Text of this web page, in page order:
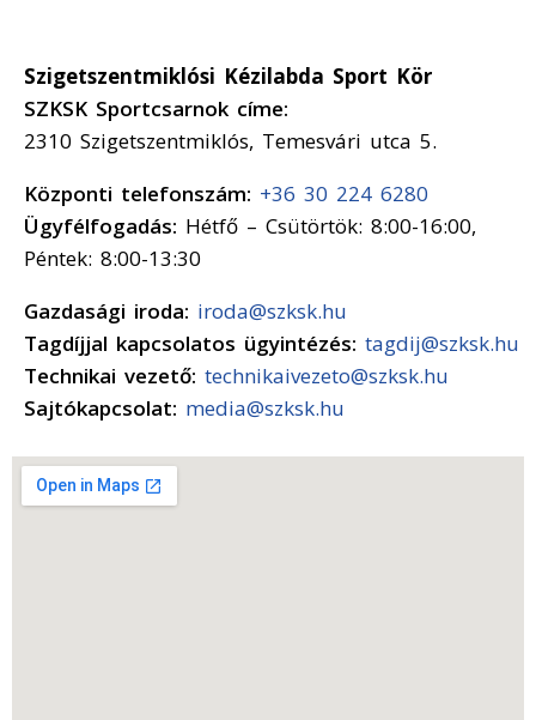
Szigetszentmiklósi Kézilabda Sport Kör
SZKSK Sportcsarnok címe:
2310 Szigetszentmiklós, Temesvári utca 5.
Központi telefonszám: +36 30 224 6280
Ügyfélfogadás: Hétfő – Csütörtök: 8:00-16:00,
Péntek: 8:00-13:30
Gazdasági iroda: iroda@szksk.hu
Tagdíjjal kapcsolatos ügyintézés: tagdij@szksk.hu
Technikai vezető: technikaivezeto@szksk.hu
Sajtókapcsolat: media@szksk.hu